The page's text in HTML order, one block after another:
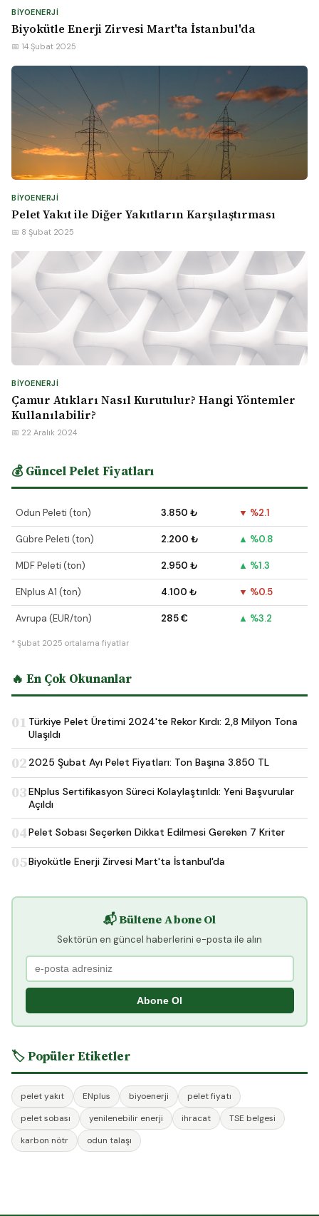
BIYOENERJI
Biyokütle Enerji Zirvesi Mart'ta İstanbul'da
📅 14 Şubat 2025
BIYOENERJI
Pelet Yakıt ile Diğer Yakıtların Karşılaştırması
📅 8 Şubat 2025
BIYOENERJI
Çamur Atıkları Nasıl Kurutulur? Hangi Yöntemler
Kullanılabilir?
📅 22 Aralık 2024
💰 Güncel Pelet Fiyatları
Odun Peleti (ton) 3.850 ₺ ▼ %2.1
Gübre Peleti (ton) 2.200 ₺ ▲ %0.8
MDF Peleti (ton) 2.950 ₺ ▲ %1.3
ENplus A1 (ton) 4.100 ₺ ▼ %0.5
Avrupa (EUR/ton) 285 € ▲ %3.2
* Şubat 2025 ortalama fiyatlar
🔥 En Çok Okunanlar
01 Türkiye Pelet Üretimi 2024'te Rekor Kırdı: 2,8 Milyon Tona
Ulaşıldı
02 2025 Şubat Ayı Pelet Fiyatları: Ton Başına 3.850 TL
03ENplus Sertifikasyon Süreci Kolaylaştırıldı: Yeni Başvurular
Açıldı
04Pelet Sobası Seçerken Dikkat Edilmesi Gereken 7 Kriter
05Biyokütle Enerji Zirvesi Mart'ta İstanbul'da
📬 Bültene Abone Ol
Sektörün en güncel haberlerini e-posta ile alın
Abone Ol
🏷️ Popüler Etiketler
pelet yakıt ENplus biyoenerji
pelet fiyatı
pelet sobası
yenilenebilir enerji ihracat
TSE belgesi
karbon nötr
odun talaşı